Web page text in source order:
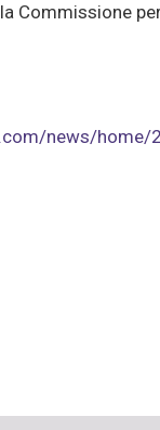
Commissione
news/